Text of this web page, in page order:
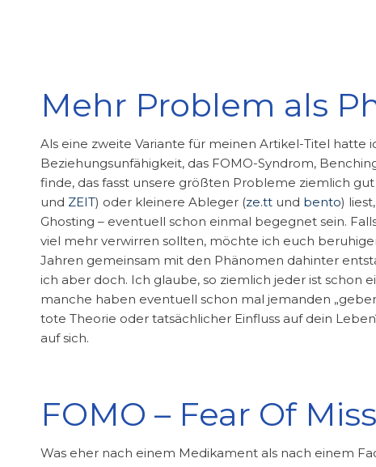
Mehr Problem als
Als eine zweite Variante für meinen Artikel-Titel hatte
Beziehungsunfähigkeit, das FOMO-Syndrom,
finde, das fasst unsere größten Probleme ziemlich
und ZEIT) oder kleinere Ableger (ze.tt und bento)
Ghosting – eventuell schon einmal begegnet sein.
viel mehr verwirren sollten, möchte ich euch
Jahren gemeinsam mit den Phänomen dahinter
ich aber doch. Ich glaube, so ziemlich jeder ist schon
manche haben eventuell schon mal jemanden
tote Theorie oder tatsächlicher Einfluss auf dein
auf sich.
FOMO – Fear Of
Was eher nach einem Medikament als nach einem